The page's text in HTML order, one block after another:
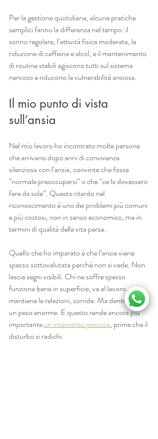
Per la gestione quotidiana, alcune pratiche
semplici fanno la differenza nel tempo: il
sonno regolare, l’attività fisica moderata, la
riduzione di caffeina e alcol, e il mantenimento
di routine stabili agiscono tutti sul sistema
nervoso e riducono la vulnerabilità ansiosa.
Il mio punto di vista
sull’ansia
Nel mio lavoro ho incontrato molte persone
che arrivano dopo anni di convivenza
silenziosa con l’ansia, convinte che fosse
“normale preoccuparsi” o che “ce la dovessero
fare da sole”. Questo ritardo nel
riconoscimento è uno dei problemi più comuni
e più costosi, non in senso economico, ma in
termini di qualità della vita persa.
Quello che ho imparato è che l’ansia viene
spesso sottovalutata perché non si vede. Non
lascia segni visibili. Chi ne soffre spesso
funziona bene in superficie, va al lavoro,
mantiene le relazioni, sorride. Ma dentro porta
un peso enorme. E questo rende ancora più
importante un intervento precoce, prima che il
disturbo si radichi.